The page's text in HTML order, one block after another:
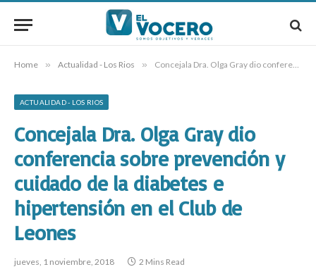
Home » Actualidad - Los Rios » Concejala Dra. Olga Gray dio conferencia sobre prevención y cuidado de la diabetes e hipertensión en el Club de Leones
ACTUALIDAD - LOS RIOS
Concejala Dra. Olga Gray dio
conferencia sobre prevención y
cuidado de la diabetes e
hipertensión en el Club de
Leones
jueves, 1 noviembre, 2018 2 Mins Read